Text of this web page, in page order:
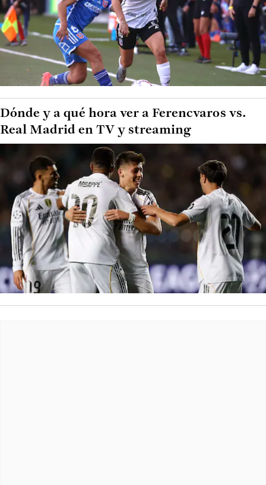
Dónde y a qué hora ver a Ferencvaros vs.
Real Madrid en TV y streaming